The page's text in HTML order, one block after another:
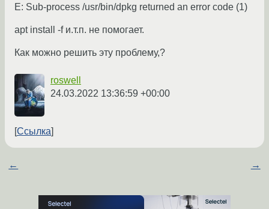
E: Sub-process /usr/bin/dpkg returned an error code (1)
apt install -f и.т.п. не помогает.
Как можно решить эту проблему,?
roswell
24.03.2022 13:36:59 +00:00
Ссылка
← →